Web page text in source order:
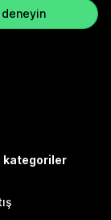
kategoriler